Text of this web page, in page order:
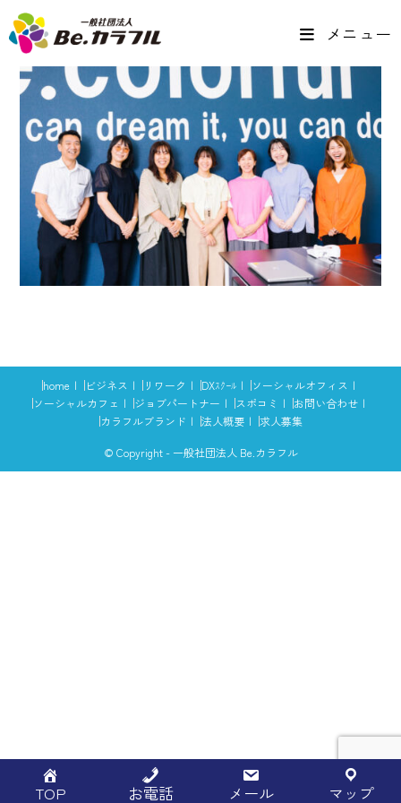
メニュー
home ビジネス リワーク DXｽｸｰﾙ
ソーシャルオフィス
ソーシャルカフェ
ジョブパートナー スポコミ
お問い合わせ
カラフルブランド
法人概要 求人募集
© Copyright - 一般社団法人 Be.カラフル
TOP お電話 メール マップ